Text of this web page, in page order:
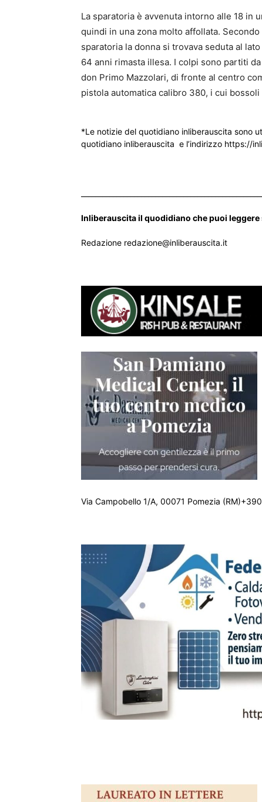
La sparatoria è avvenuta intorno alle 18 in
quindi in una zona molto affollata.
sparatoria la donna si trovava seduta al
64 anni rimasta illesa. I colpi sono partiti
don Primo Mazzolari, di fronte al centro
pistola automatica calibro 380, i cui
*Le notizie del quotidiano inliberauscita sono
quotidiano inliberauscita e l’indirizzo https://
Inliberauscita il quodidiano che puoi
Redazione redazione@inliberauscita.it
Via Campobello 1/A, 00071 Pomezia